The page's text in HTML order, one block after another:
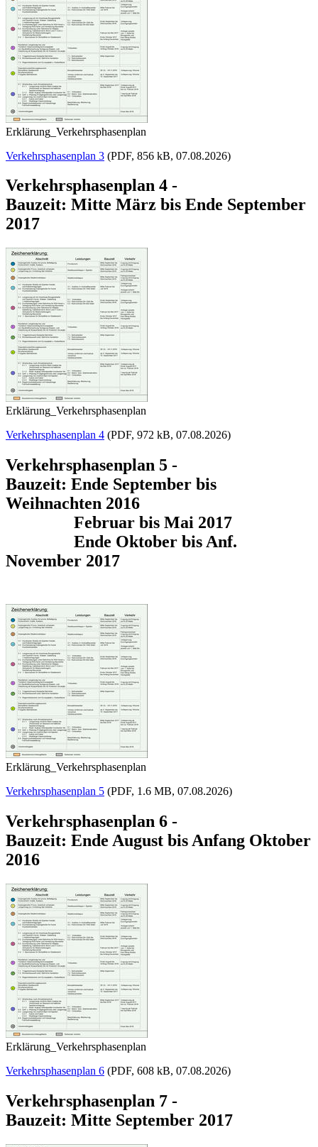
Erklärung_Verkehrsphasenplan
Verkehrsphasenplan 3 (PDF, 856 kB, 07.08.2026)
Verkehrsphasenplan 4 -
Bauzeit: Mitte März bis Ende September
2017
Erklärung_Verkehrsphasenplan
Verkehrsphasenplan 4 (PDF, 972 kB, 07.08.2026)
Verkehrsphasenplan 5 -
Bauzeit: Ende September bis
Weihnachten 2016
Februar bis Mai 2017
Ende Oktober bis Anf.
November 2017
Erklärung_Verkehrsphasenplan
Verkehrsphasenplan 5 (PDF, 1.6 MB, 07.08.2026)
Verkehrsphasenplan 6 -
Bauzeit: Ende August bis Anfang Oktober
2016
Erklärung_Verkehrsphasenplan
Verkehrsphasenplan 6 (PDF, 608 kB, 07.08.2026)
Verkehrsphasenplan 7 -
Bauzeit: Mitte September 2017